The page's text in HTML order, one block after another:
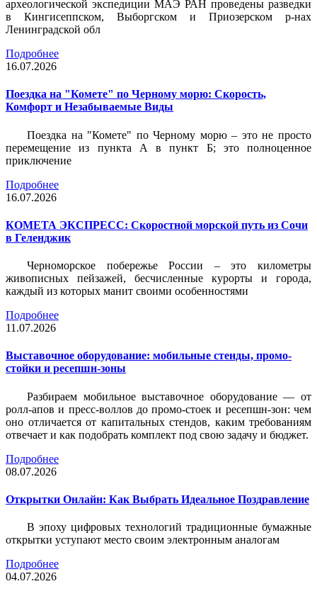
археологической экспедиции МАЭ РАН проведены разведки
в Кингисеппском, Выборгском и Приозерском р-нах
Ленинградской обл
Подробнее
16.07.2026
Поездка на "Комете" по Черному морю: Скорость,
Комфорт и Незабываемые Виды
Поездка на "Комете" по Черному морю – это не просто
перемещение из пункта А в пункт Б; это полноценное
приключение
Подробнее
16.07.2026
КОМЕТА ЭКСПРЕСС: Скоростной морской путь из Сочи
в Геленджик
Черноморское побережье России – это километры
живописных пейзажей, бесчисленные курорты и города,
каждый из которых манит своими особенностями
Подробнее
11.07.2026
Выставочное оборудование: мобильные стенды, промо-
стойки и ресепшн-зоны
Разбираем мобильное выставочное оборудование — от
ролл-апов и пресс-воллов до промо-стоек и ресепшн-зон: чем
оно отличается от капитальных стендов, каким требованиям
отвечает и как подобрать комплект под свою задачу и бюджет.
Подробнее
08.07.2026
Открытки Онлайн: Как Выбрать Идеальное Поздравление
В эпоху цифровых технологий традиционные бумажные
открытки уступают место своим электронным аналогам
Подробнее
04.07.2026